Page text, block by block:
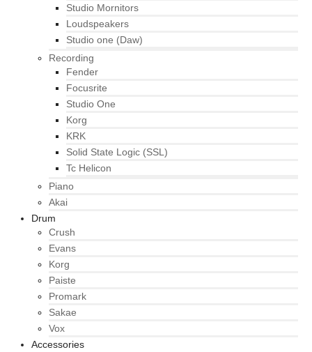
Studio Mornitors
Loudspeakers
Studio one (Daw)
Recording
Fender
Focusrite
Studio One
Korg
KRK
Solid State Logic (SSL)
Tc Helicon
Piano
Akai
Drum
Crush
Evans
Korg
Paiste
Promark
Sakae
Vox
Accessories